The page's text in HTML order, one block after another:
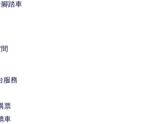
踏車
服務
票
車